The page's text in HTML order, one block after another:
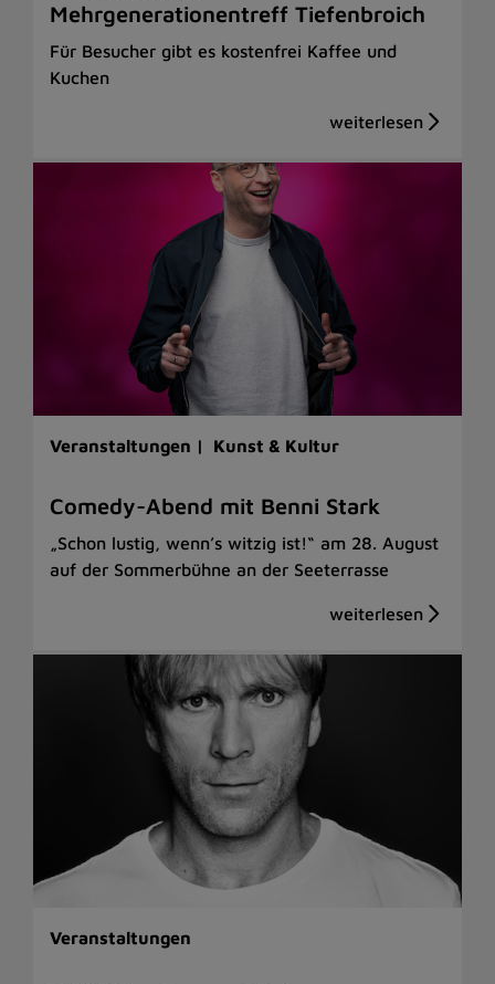
Mehrgenerationentreff Tiefenbroich
Für Besucher gibt es kostenfrei Kaffee und
Kuchen
Veranstaltungen | Kunst & Kultur
Comedy-Abend mit Benni Stark
„Schon lustig, wenn’s witzig ist!“ am 28. August
auf der Sommerbühne an der Seeterrasse
Veranstaltungen